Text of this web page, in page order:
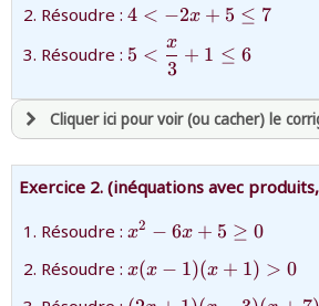
1\lt
5}
Résoudre : {4\lt
-2x+5\leq
7}
4 < −2x + 5 ≤ 7
Résoudre : {5\lt
\dfrac{x}
{3}+1\leq
6}
5 <
3
x
+ 1 ≤ 6
Cliquer ici pour voir (ou cacher) le
avoir une souscription active sur
connecté au site
revenir à la page d'accueil
la page d'extraits libres
Exercice 2. (inéquations avec
Résoudre : {x^2-
0}
x2 − 6x + 5 ≥ 0
Résoudre : {x(x-1)
x(x − 1)(x + 1) > 0